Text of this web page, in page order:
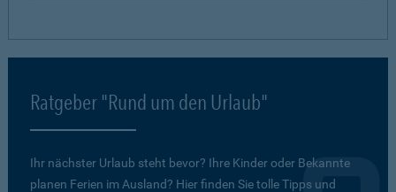
Ratgeber "Rund um den Urlaub"
Ihr nächster Urlaub steht bevor? Ihre Kinder oder Bekannte
planen Ferien im Ausland? Hier finden Sie tolle Tipps und